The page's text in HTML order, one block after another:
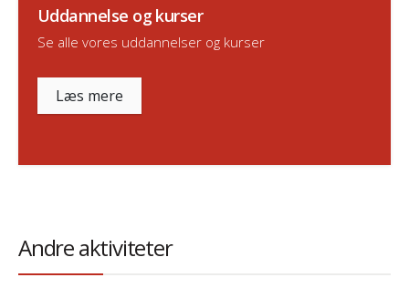
Uddannelse og kurser
Se alle vores uddannelser og kurser
Læs mere
Andre aktiviteter